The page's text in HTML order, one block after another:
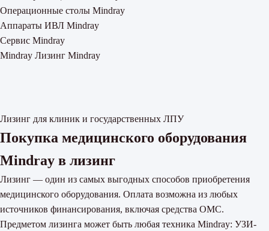
Операционные столы Mindray
Аппараты ИВЛ Mindray
Сервис Mindray
Mindray Лизинг Mindray
Лизинг для клиник и государственных ЛПУ
Покупка медицинского оборудования
Mindray в лизинг
Лизинг — один из самых выгодных способов приобретения
медицинского оборудования. Оплата возможна из любых
источников финансирования, включая средства ОМС.
Предметом лизинга может быть любая техника Mindray: УЗИ-